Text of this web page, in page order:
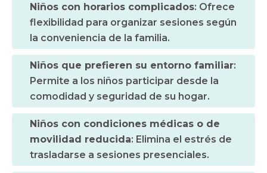
Niños con horarios complicados: Ofrece
flexibilidad para organizar sesiones según
la conveniencia de la familia.
Niños que prefieren su entorno familiar:
Permite a los niños participar desde la
comodidad y seguridad de su hogar.
Niños con condiciones médicas o de
movilidad reducida: Elimina el estrés de
trasladarse a sesiones presenciales.